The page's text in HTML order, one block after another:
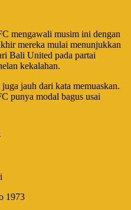
mengawali musim ini dengan
mereka mulai menunjukkan
Bali United pada partai
kekalahan.
jauh dari kata memuaskan.
punya modal bagus usai
1973